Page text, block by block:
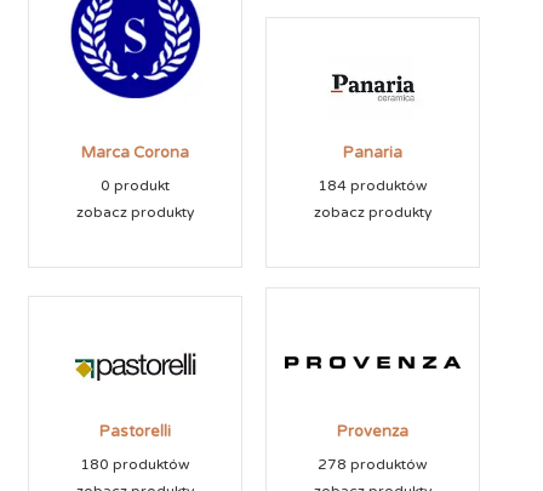
Marca Corona
0 produkt
zobacz produkty
Panaria
184 produktów
zobacz produkty
Pastorelli
180 produktów
Provenza
278 produktów